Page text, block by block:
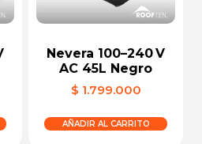
Nevera 100–240 V
AC 45L Negro
$ 1.799.000
AÑADIR AL CARRITO